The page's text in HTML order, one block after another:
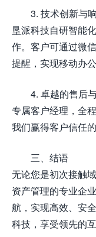
3. 技术创新与
垦派科技自研智能
作。客户可通过微
提醒，实现移动办公
4. 卓越的售后
专属客户经理，全
我们赢得客户信任的
三、结语
无论您是初次接触
资产管理的专业企
航，实现高效、安
科技，享受领先的